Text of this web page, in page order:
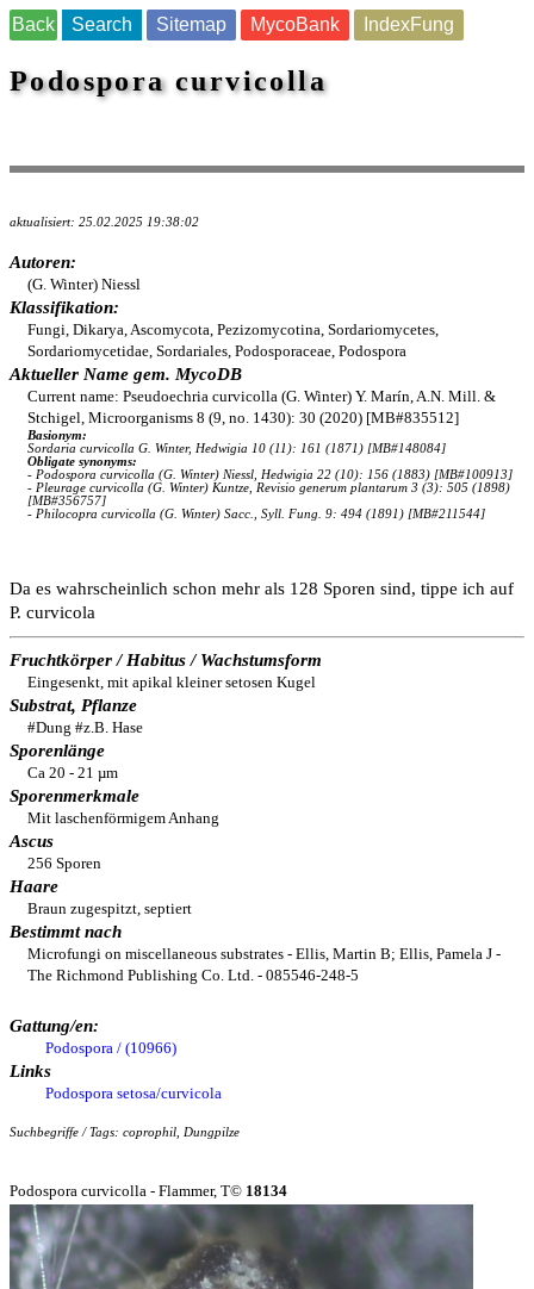
Back Search Sitemap MycoBank IndexFung
Podospora curvicolla
aktualisiert: 25.02.2025 19:38:02
Autoren:
(G. Winter) Niessl
Klassifikation:
Fungi, Dikarya, Ascomycota, Pezizomycotina, Sordariomycetes,
Sordariomycetidae, Sordariales, Podosporaceae, Podospora
Aktueller Name gem. MycoDB
Current name: Pseudoechria curvicolla (G. Winter) Y. Marín, A.N. Mill. &
Stchigel, Microorganisms 8 (9, no. 1430): 30 (2020) [MB#835512]
Basionym:
Sordaria curvicolla G. Winter, Hedwigia 10 (11): 161 (1871) [MB#148084]
Obligate synonyms:
- Podospora curvicolla (G. Winter) Niessl, Hedwigia 22 (10): 156 (1883) [MB#100913]
- Pleurage curvicolla (G. Winter) Kuntze, Revisio generum plantarum 3 (3): 505 (1898)
[MB#356757]
- Philocopra curvicolla (G. Winter) Sacc., Syll. Fung. 9: 494 (1891) [MB#211544]
Da es wahrscheinlich schon mehr als 128 Sporen sind, tippe ich auf
P. curvicola
Fruchtkörper / Habitus / Wachstumsform
Eingesenkt, mit apikal kleiner setosen Kugel
Substrat, Pflanze
#Dung #z.B. Hase
Sporenlänge
Ca 20 - 21 µm
Sporenmerkmale
Mit laschenförmigem Anhang
Ascus
256 Sporen
Haare
Braun zugespitzt, septiert
Bestimmt nach
Microfungi on miscellaneous substrates - Ellis, Martin B; Ellis, Pamela J -
The Richmond Publishing Co. Ltd. - 085546-248-5
Gattung/en:
Podospora / (10966)
Links
Podospora setosa/curvicola
Suchbegriffe / Tags: coprophil, Dungpilze
Podospora curvicolla - Flammer, T© 18134